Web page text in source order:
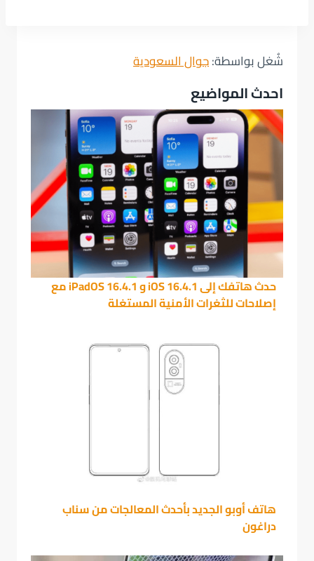
شُغل بواسطة:جوال السعودية
احدث المواضيع
حدث هاتفك إلى iOS 16.4.1 و iPadOS 16.4.1 مع
إصلاحات للثغرات الأمنية المستغلة
هاتف أوبو الجديد بأحدث المعالجات من سناب
دراغون